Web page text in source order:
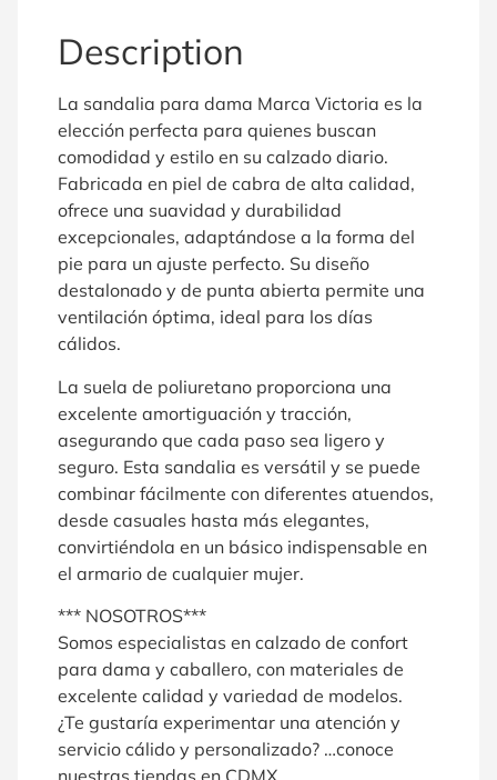
Description
La sandalia para dama Marca Victoria es la
elección perfecta para quienes buscan
comodidad y estilo en su calzado diario.
Fabricada en piel de cabra de alta calidad,
ofrece una suavidad y durabilidad
excepcionales, adaptándose a la forma del
pie para un ajuste perfecto. Su diseño
destalonado y de punta abierta permite una
ventilación óptima, ideal para los días
cálidos.
La suela de poliuretano proporciona una
excelente amortiguación y tracción,
asegurando que cada paso sea ligero y
seguro. Esta sandalia es versátil y se puede
combinar fácilmente con diferentes atuendos,
desde casuales hasta más elegantes,
convirtiéndola en un básico indispensable en
el armario de cualquier mujer.
*** NOSOTROS***
Somos especialistas en calzado de confort
para dama y caballero, con materiales de
excelente calidad y variedad de modelos.
¿Te gustaría experimentar una atención y
servicio cálido y personalizado? …conoce
nuestras tiendas en CDMX.